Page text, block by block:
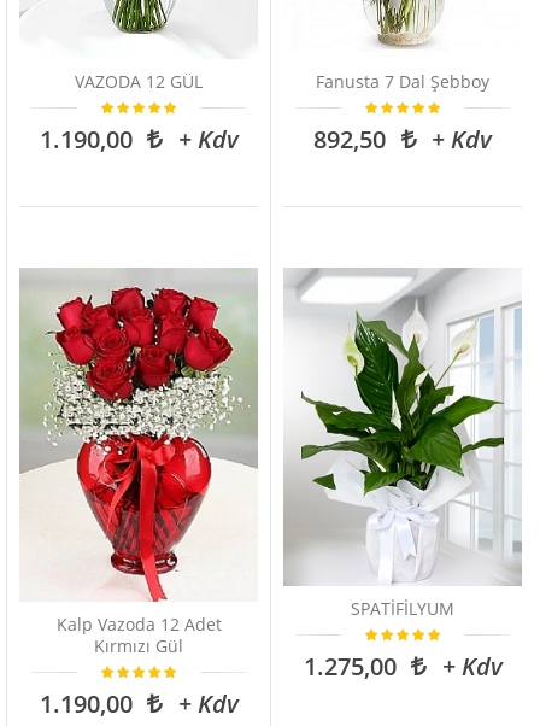
VAZODA 12 GÜL
1.190,00 + Kdv
Fanusta 7 Dal Şebboy
892,50 + Kdv
Kalp Vazoda 12 Adet
Kırmızı Gül
1.190,00 + Kdv
SPATİFİLYUM
1.275,00 + Kdv